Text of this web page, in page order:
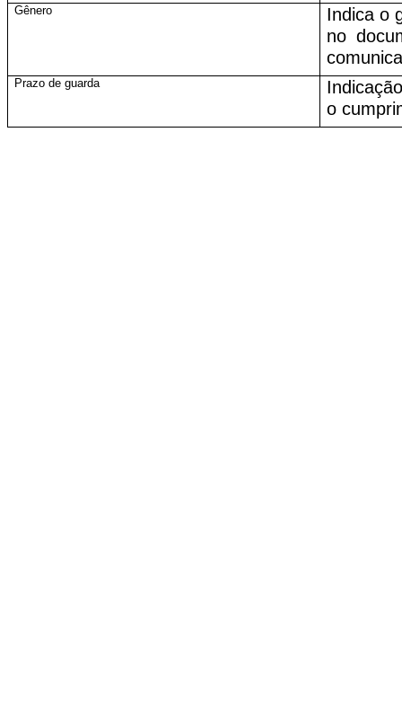
Gênero
Indica o
no
Prazo de guarda
o